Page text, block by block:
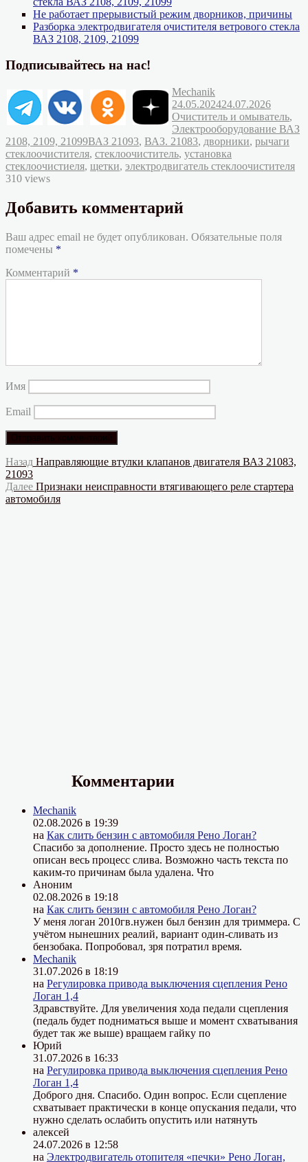
Не работает прерывистый режим дворников, причины
Разборка электродвигателя очистителя ветрового стекла
ВАЗ 2108, 2109, 21099
Подписывайтесь на нас!
Автор
MechanikОпубликовано
24.05.202424.07.2026
Очиститель и омыватель,
Электрооборудование ВАЗ
2108, 2109, 21099Метки
ВАЗ 21093, ВАЗ. 21083, дворники, рычаги
стеклоочистителя, стеклоочиститель, установка
стеклоочистиеля, щетки, электродвигатель стеклоочистителя
310 views
Добавить комментарий
Ваш адрес email не будет опубликован. Обязательные поля
помечены *
Комментарий *
Имя
Email
Навигация
по
записям
Назад Предыдущая
Направляющие втулки клапанов двигателя ВАЗ 21083,
21093
Далее Следующая
запись:
Признаки неисправности втягивающего реле стартера
автомобиля
Комментарии
Mechanik
02.08.2026 в 19:39
на Как слить бензин с автомобиля Рено Логан?
Спасибо за дополнение. Просто здесь не полностью
описан весь процесс слива. Возможно часть текста по
каким-то причинам была удалена. Что
Аноним
02.08.2026 в 19:18
на Как слить бензин с автомобиля Рено Логан?
У меня логан 2010гв.нужен был бензин для триммера. С
учётом нынешних реалий, вариант один-сливать из
бензобака. Попробовал, зря потратил время.
Mechanik
31.07.2026 в 18:19
на Регулировка привода выключения сцепления Рено
Логан 1,4
Здравствуйте. Для увеличения хода педали сцепления
(педаль будет подниматься выше и момент схватывания
будет так же выше) вращаем гайку по
Юрий
31.07.2026 в 16:33
на Регулировка привода выключения сцепления Рено
Логан 1,4
Доброго дня. Спасибо. Один вопрос. Если сцепление
схватывает практически в конце опускания педали, что
нужно сделать ослабить опустить или натянуть
алексей
24.07.2026 в 12:58
на Электродвигатель отопителя «печки» Рено Логан,